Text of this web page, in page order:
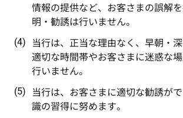
情報の提供など、お客さまの誤解
明・勧誘は行いません。
当行は、正当な理由なく、早朝・
適切な時間帯やお客さまに迷惑な
行いません。
当行は、お客さまに適切な勧誘が
識の習得に努めます。